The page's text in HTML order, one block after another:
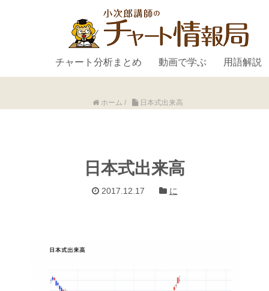
チャート分析まとめ 動画で学ぶ 用語解説
ホーム / 日本式出来高
日本式出来高
2017.12.17 に